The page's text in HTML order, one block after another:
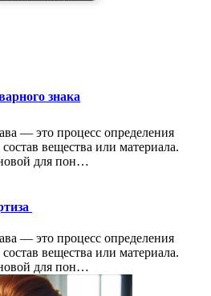
знака
— это процесс определения
вещества или материала.
для пон…
— это процесс определения
вещества или материала.
для пон…